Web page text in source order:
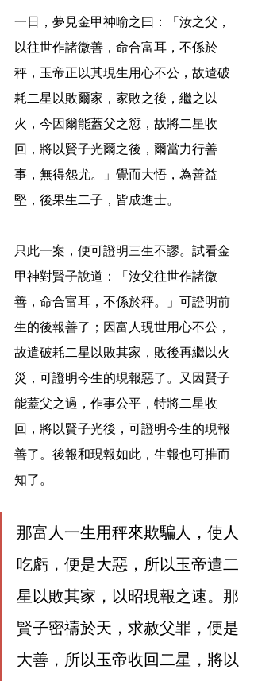
一日，夢見金甲神喻之曰：「汝之父，
以往世作諸微善，命合富耳，不係於
秤，玉帝正以其現生用心不公，故遣破
耗二星以敗爾家，家敗之後，繼之以
火，今因爾能蓋父之愆，故將二星收
回，將以賢子光爾之後，爾當力行善
事，無得怨尤。」覺而大悟，為善益
堅，後果生二子，皆成進士。
只此一案，便可證明三生不謬。試看金
甲神對賢子說道：「汝父往世作諸微
善，命合富耳，不係於秤。」可證明前
生的後報善了；因富人現世用心不公，
故遣破耗二星以敗其家，敗後再繼以火
災，可證明今生的現報惡了。又因賢子
能蓋父之過，作事公平，特將二星收
回，將以賢子光後，可證明今生的現報
善了。後報和現報如此，生報也可推而
知了。
那富人一生用秤來欺騙人，使人
吃虧，便是大惡，所以玉帝遣二
星以敗其家，以昭現報之速。那
賢子密禱於天，求赦父罪，便是
大善，所以玉帝收回二星，將以